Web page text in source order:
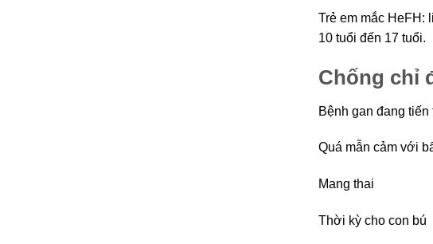
Trẻ em mắc HeFH:
10 tuổi đến 17 tuổi.
Chống chỉ
Bệnh gan đang
Quá mẫn cảm với
Mang thai
Thời kỳ cho con bú